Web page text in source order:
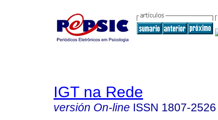
IGT na Rede
versión On-line ISSN 1807-2526